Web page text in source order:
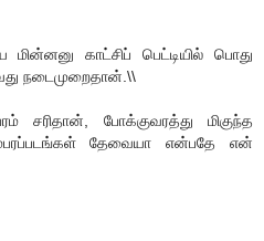
மின்னனு காட்சிப் பெட்டியில் பொது
நடைமுறைதான்.\\
சரிதான், போக்குவரத்து மிகுந்த
தேவையா என்பதே என்